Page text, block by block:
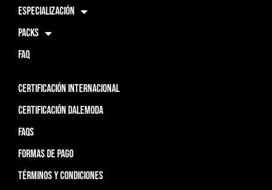
ESPECIALIZACIÓN
PACKS
FAQ
CERTIFICACIÓN INTERNACIONAL
CERTIFICACIÓN DALEMODA
FAQS
FORMAS DE PAGO
TÉRMINOS Y CONDICIONES